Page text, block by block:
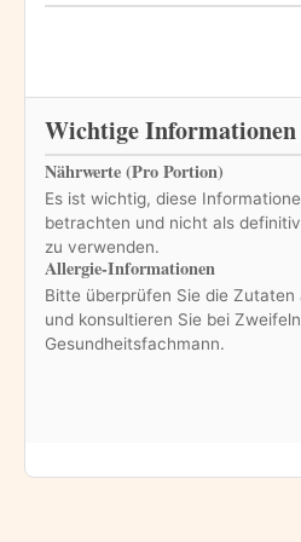
Wichtige Informationen
Nährwerte (Pro Portion)
Es ist wichtig, diese
betrachten und nicht als
zu verwenden.
Allergie-Informationen
Bitte überprüfen Sie die Zutaten
und konsultieren Sie bei
Gesundheitsfachmann.